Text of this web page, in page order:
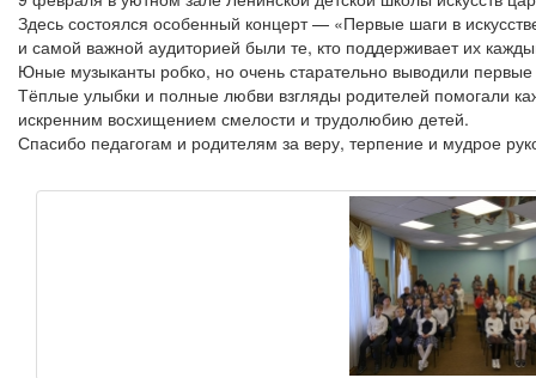
Здесь состоялся особенный концерт — «Первые шаги в
и самой важной аудиторией были те, кто поддерживает их
Юные музыканты робко, но очень старательно выводили
Тёплые улыбки и полные любви взгляды родителей помогали
искренним восхищением смелости и трудолюбию детей.
Спасибо педагогам и родителям за веру, терпение и мудрое